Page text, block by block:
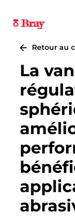
Retour au
La